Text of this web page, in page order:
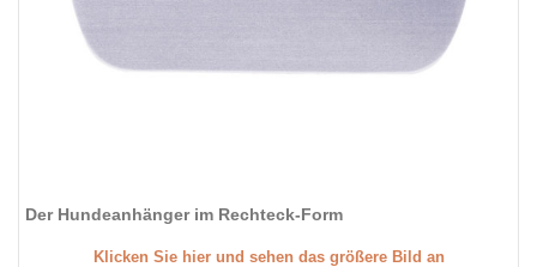
Der Hundeanhänger im Rechteck-Form
Klicken Sie hier und sehen das größere Bild an